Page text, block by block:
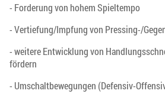
- Forderung von hohem Spieltempo
- Vertiefung/Impfung von Pressing-/
- weitere Entwicklung von
fördern
- Umschaltbewegungen (Defensiv-